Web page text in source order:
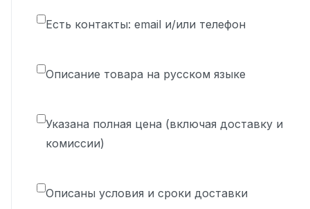
Есть контакты: email и/или телефон
Описание товара на русском языке
Указана полная цена (включая доставку и
комиссии)
Описаны условия и сроки доставки